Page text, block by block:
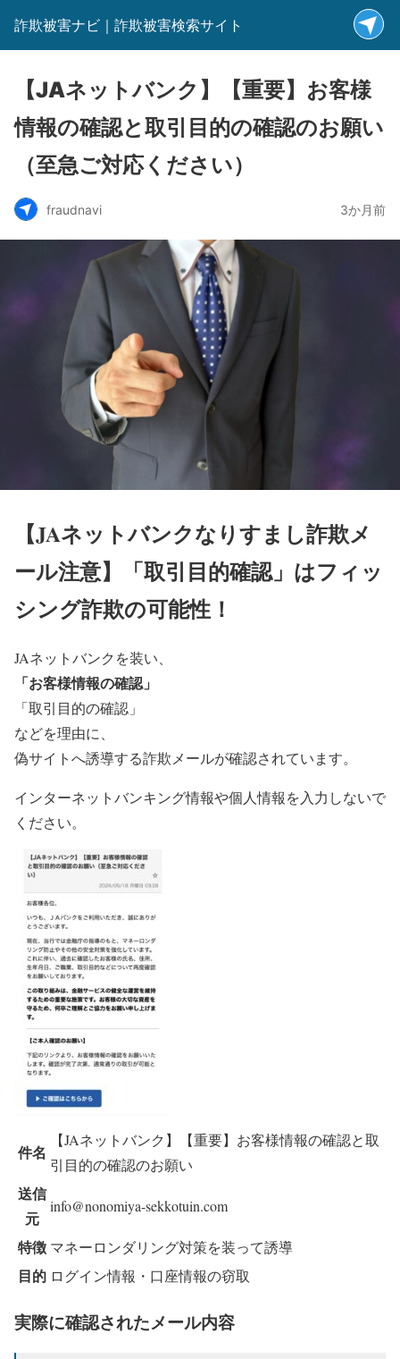
詐欺被害ナビ｜詐欺被害検索サイト
【JAネットバンク】【重要】お客様
情報の確認と取引目的の確認のお願い
（至急ご対応ください）
fraudnavi 3か月前
【JAネットバンクなりすまし詐欺メ
ール注意】「取引目的確認」はフィッ
シング詐欺の可能性！
JAネットバンクを装い、
「お客様情報の確認」
「取引目的の確認」
などを理由に、
偽サイトへ誘導する詐欺メールが確認されています。
インターネットバンキング情報や個人情報を入力しないで
ください。
件名
【JAネットバンク】【重要】お客様情報の確認と取
引目的の確認のお願い
送信
元
info@nonomiya-sekkotuin.com
特徴 マネーロンダリング対策を装って誘導
目的 ログイン情報・口座情報の窃取
実際に確認されたメール内容